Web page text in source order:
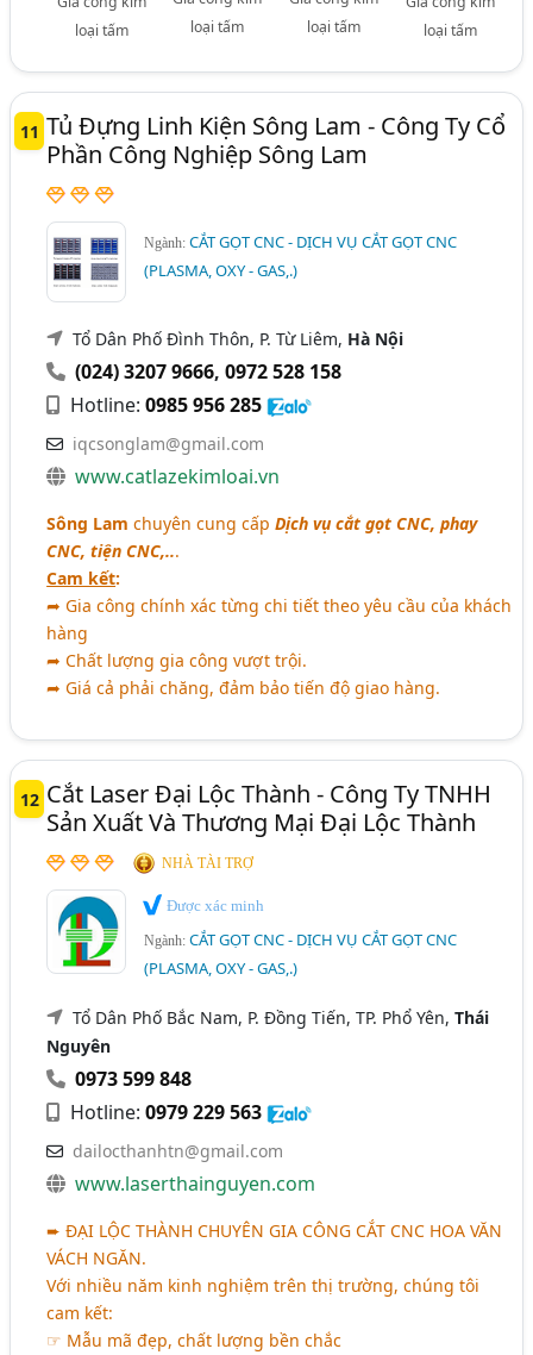
loại tấm
loại tấm
loại tấm
loại tấm
11 Tủ Đựng Linh Kiện Sông Lam - Công Ty Cổ
Phần Công Nghiệp Sông Lam
Ngành:CẮT GỌT CNC - DỊCH VỤ CẮT GỌT CNC
(PLASMA, OXY - GAS,.)
Tổ Dân Phố Đình Thôn, P. Từ Liêm, Hà Nội
(024) 3207 9666,0972 528 158
Hotline:0985 956 285
iqcsonglam@gmail.com
www.catlazekimloai.vn
Sông Lam chuyên cung cấpDịch vụ cắt gọt CNC, phay
CNC, tiện CNC,...
Cam kết:
➦ Gia công chính xác từng chi tiết theo yêu cầu của khách
hàng
➦ Chất lượng gia công vượt trội.
➦ Giá cả phải chăng, đảm bảo tiến độ giao hàng.
12 Cắt Laser Đại Lộc Thành - Công Ty TNHH
Sản Xuất Và Thương Mại Đại Lộc Thành
NHÀ TÀI TRỢ
Được xác minh
Ngành:CẮT GỌT CNC - DỊCH VỤ CẮT GỌT CNC
(PLASMA, OXY - GAS,.)
Tổ Dân Phố Bắc Nam, P. Đồng Tiến, TP. Phổ Yên,Thái
Nguyên
0973 599 848
Hotline:0979 229 563
dailocthanhtn@gmail.com
www.laserthainguyen.com
➨ĐẠI LỘC THÀNH CHUYÊN GIA CÔNG CẮT CNC HOA VĂN
VÁCH NGĂN.
Với nhiều năm kinh nghiệm trên thị trường, chúng tôi
cam kết:
☞ Mẫu mã đẹp, chất lượng bền chắc